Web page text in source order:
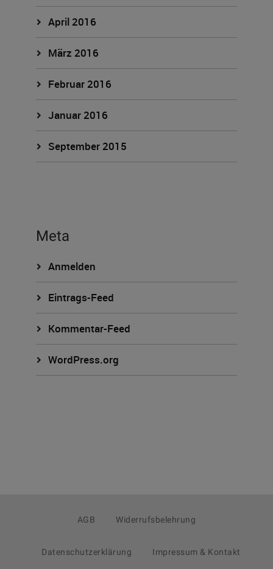
April 2016
März 2016
Februar 2016
Januar 2016
September 2015
Meta
Anmelden
Eintrags-Feed
Kommentar-Feed
WordPress.org
AGB Widerrufsbelehrung
Datenschutzerklärung Impressum & Kontakt